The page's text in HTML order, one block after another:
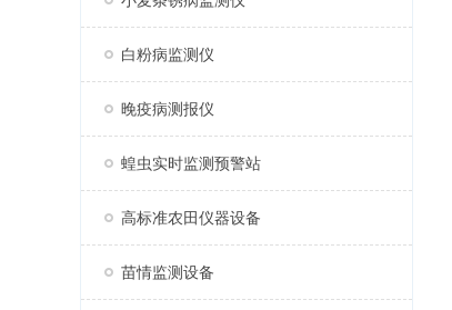
白粉病监测仪
晚疫病测报仪
蝗虫实时监测预警站
高标准农田仪器设备
苗情监测设备